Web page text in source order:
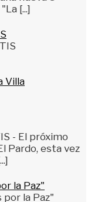
[...]
Villa
- El próximo
Pardo, esta vez
la Paz"